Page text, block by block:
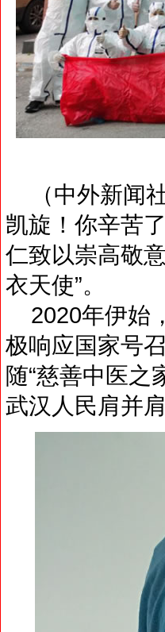
（中外新闻
凯旋！你辛苦
仁致以崇高敬
衣天使”。
2020年伊始
极响应国家号
随“慈善中医之
武汉人民肩并